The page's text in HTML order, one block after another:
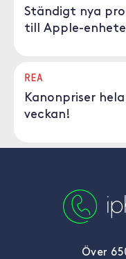
Ständigt nya
till Apple-
REA
Kanonpriser hela
veckan!
Över